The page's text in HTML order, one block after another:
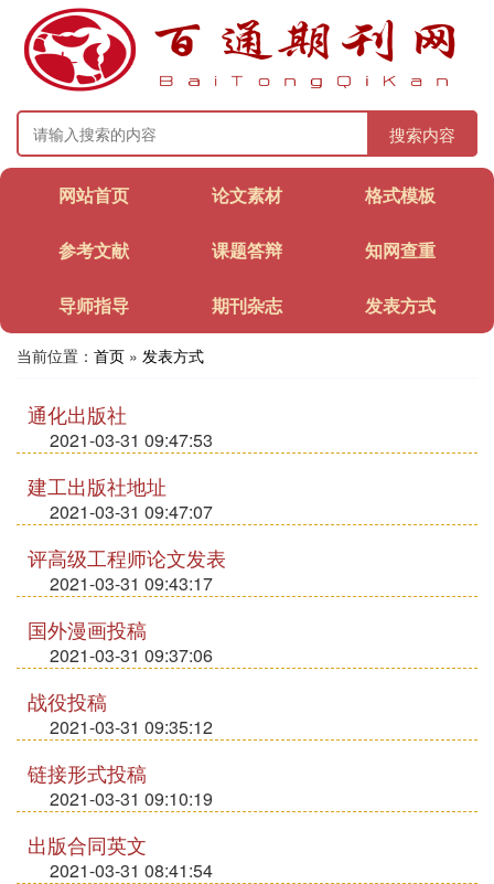
搜索内容
网站首页 论文素材 格式模板
参考文献 课题答辩 知网查重
导师指导 期刊杂志 发表方式
当前位置： 首页 » 发表方式
通化出版社
2021-03-31 09:47:53
建工出版社地址
2021-03-31 09:47:07
评高级工程师论文发表
2021-03-31 09:43:17
国外漫画投稿
2021-03-31 09:37:06
战役投稿
2021-03-31 09:35:12
链接形式投稿
2021-03-31 09:10:19
出版合同英文
2021-03-31 08:41:54